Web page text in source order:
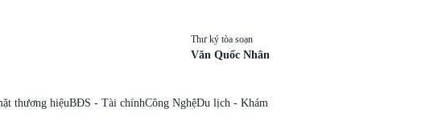
Thư ký tòa soạn
Văn Quốc Nhân
thương hiệuBĐS - Tài chínhCông NghệDu lịch - Khám